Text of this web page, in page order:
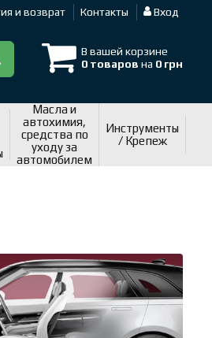
и возврат Контакты Вход
В вашей корзине
0 товаров на 0 грн
Масла и
автохимия,
средства по
уходу за
автомобилем
Инструменты
/ Крепеж